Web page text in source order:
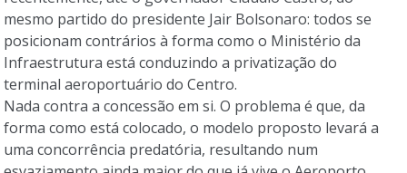
mesmo partido do presidente Jair Bolsonaro: todos se
posicionam contrários à forma como o Ministério da
Infraestrutura está conduzindo a privatização do
terminal aeroportuário do Centro.
Nada contra a concessão em si. O problema é que, da
forma como está colocado, o modelo proposto levará a
uma concorrência predatória, resultando num